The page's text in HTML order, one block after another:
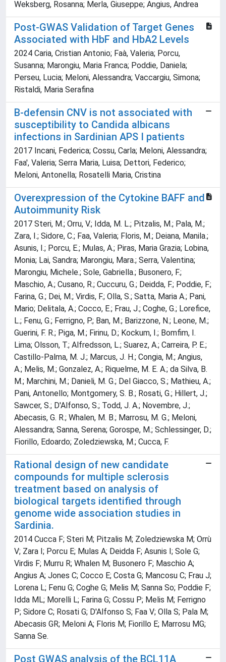
Weksberg, Rosanna; Merla, Giuseppe; Angius, Andrea
Post-GWAS Validation of Target Genes
Associated with HbF and HbA2 Levels
2024 Caria, Cristian Antonio; Faà, Valeria; Porcu,
Susanna; Marongiu, Maria Franca; Poddie, Daniela;
Perseu, Lucia; Meloni, Alessandra; Vaccargiu, Simona;
Ristaldi, Maria Serafina
B-defensin CNV is not associated with
susceptibility to Candida albicans
infections in Sardinian APS I patients
2017 Incani, Federica; Cossu, Carla; Meloni, Alessandra;
Faa', Valeria; Serra Maria, Luisa; Dettori, Federico;
Meloni, Antonella; Rosatelli Maria, Cristina
Overexpression of the Cytokine BAFF and
Autoimmunity Risk
2017 Steri, M.; Orru, V.; Idda, M. L.; Pitzalis, M.; Pala, M.;
Zara, I.; Sidore, C.; Faa, Valeria; Floris, M.; Deiana, Manila.;
Asunis, I.; Porcu, E.; Mulas, A.; Piras, Maria Grazia; Lobina,
Monia; Lai, Sandra; Marongiu, Mara.; Serra, Valentina;
Marongiu, Michele.; Sole, Gabriella.; Busonero, F.;
Maschio, A.; Cusano, R.; Cuccuru, G.; Deidda, F.; Poddie, F.;
Farina, G.; Dei, M.; Virdis, F.; Olla, S.; Satta, Maria A.; Pani,
Mario; Delitala, A.; Cocco, E.; Frau, J.; Coghe, G.; Lorefice,
L.; Fenu, G.; Ferrigno, P.; Ban, M.; Barizzone, N.; Leone, M.;
Guerini, F. R.; Piga, M.; Firinu, D.; Kockum, I.; Bomfim, I.
Lima; Olsson, T.; Alfredsson, L.; Suarez, A.; Carreira, P. E.;
Castillo-Palma, M. J.; Marcus, J. H.; Congia, M.; Angius,
A.; Melis, M.; Gonzalez, A.; Riquelme, M. E. A.; da Silva, B.
M.; Marchini, M.; Danieli, M. G.; Del Giacco, S.; Mathieu, A.;
Pani, Antonello; Montgomery, S. B.; Rosati, G.; Hillert, J.;
Sawcer, S.; D'Alfonso, S.; Todd, J. A.; Novembre, J.;
Abecasis, G. R.; Whalen, M. B.; Marrosu, M. G.; Meloni,
Alessandra; Sanna, Serena; Gorospe, M.; Schlessinger, D.;
Fiorillo, Edoardo; Zoledziewska, M.; Cucca, F.
Rational design of new candidate
compounds for multiple sclerosis
treatment based on analysis of
biological targets identified through
genome wide association studies in
Sardinia.
2014 Cucca F; Steri M; Pitzalis M; Zoledziewska M; Orrù
V; Zara I; Porcu E; Mulas A; Deidda F; Asunis I; Sole G;
Virdis F; Murru R; Whalen M; Busonero F; Maschio A;
Angius A; Jones C; Cocco E; Costa G; Mancosu C; Frau J;
Lorena L; Fenu G; Coghe G; Melis M; Sanna So; Poddie F;
Idda ML; Morelli L; Farina G; Cossu P; Melis M; Ferrigno
P; Sidore C; Rosati G; D'Alfonso S; Faa V; Olla S; Pala M;
Abecasis GR; Meloni A; Floris M; Fiorillo E; Marrosu MG;
Sanna Se.
Post GWAS analysis of the BCL11A